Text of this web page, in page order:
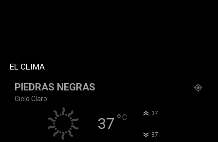
EL CLIMA
PIEDRAS NEGRAS
Cielo Claro
37 °C 37
37